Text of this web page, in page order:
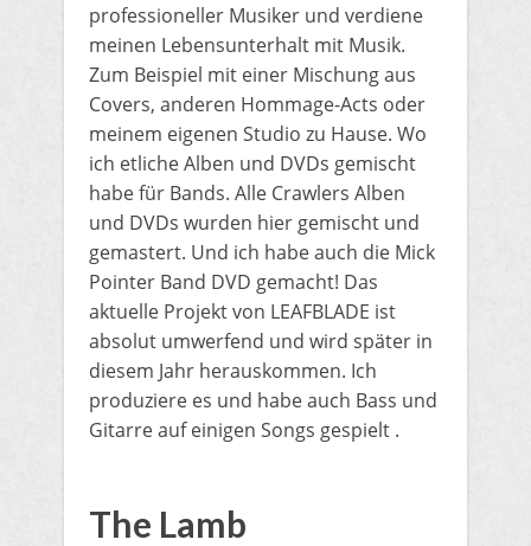
professioneller Musiker und verdiene
meinen Lebensunterhalt mit Musik.
Zum Beispiel mit einer Mischung aus
Covers, anderen Hommage-Acts oder
meinem eigenen Studio zu Hause. Wo
ich etliche Alben und DVDs gemischt
habe für Bands. Alle Crawlers Alben
und DVDs wurden hier gemischt und
gemastert. Und ich habe auch die Mick
Pointer Band DVD gemacht! Das
aktuelle Projekt von LEAFBLADE ist
absolut umwerfend und wird später in
diesem Jahr herauskommen. Ich
produziere es und habe auch Bass und
Gitarre auf einigen Songs gespielt .
​The Lamb